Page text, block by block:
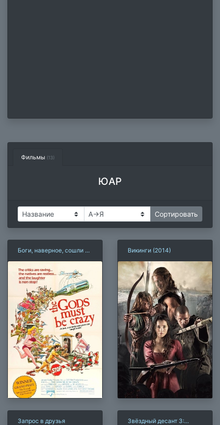
Фильмы (13)
ЮАР
Боги, наверное, сошли с
Викинги (2014)
Запрос в друзья
Звёздный десант 3: